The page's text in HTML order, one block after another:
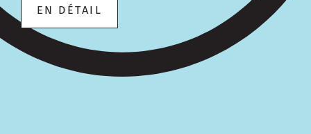
EN DÉTAIL